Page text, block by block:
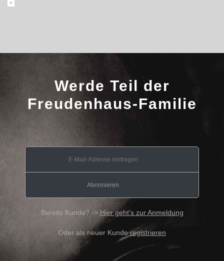
Werde Teil der
Freudenhaus-Familie
Bereits Kunde? ->Hier geht's zur Anmeldung
Oder als neuer Kunderegistrieren